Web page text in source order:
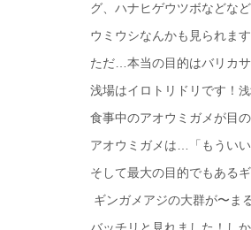
グ、ハナヒゲウツボなどな
ウミウシなんかも見られま
ただ…本当の目的はバリカ
浅場はイロトリドリです！
食事中のアオウミガメが目の
アオウミガメは…「もうい
そして最大の目的でもある
ギンガメアジの大群が〜ま